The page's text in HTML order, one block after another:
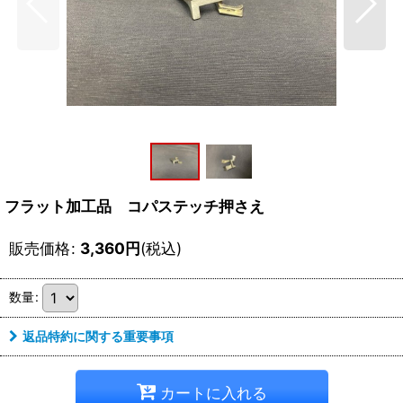
フラット加工品 コパステッチ押さえ
販売価格: 3,360円(税込)
数量:
返品特約に関する重要事項
カートに入れる